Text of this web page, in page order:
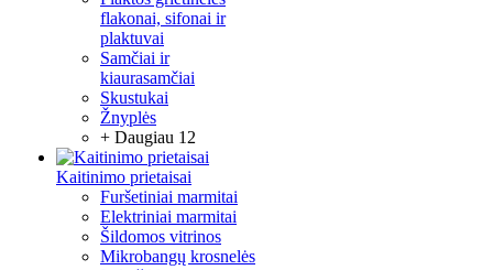
flakonai, sifonai ir
plaktuvai
Samčiai ir
kiaurasamčiai
Skustukai
Žnyplės
+ Daugiau 12
Kaitinimo prietaisai
Furšetiniai marmitai
Elektriniai marmitai
Šildomos vitrinos
Mikrobangų krosnelės